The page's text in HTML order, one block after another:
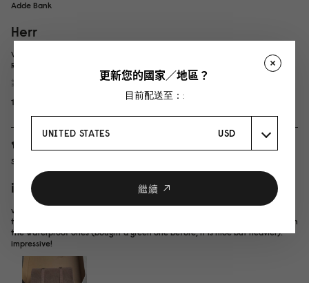
Adde Bank
Herr
Valde mellan 14" och 16", men är inte så lång (170 cm). Var nog ett bra val.
Riktigt snygg och användbar.
評價產品：
Spläsh 2.0 Backpack - 14"復古棕
16/07/2026
Sammy Leung
in love in love in LOVE!
very light and extremely well-made. You can feel the canvas is thick and
treated, premium feel. Been using this for 2 weeks and I love this more than
the waterproof ones (bought a green one before, it is nice but heavier).
impressive!
更新您的國家／地區？
目前配送至：:
UNITED STATES USD
繼續